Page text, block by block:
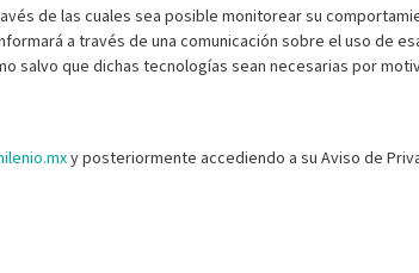
de las cuales sea posible monitorear su
a través de una comunicación sobre el uso de
salvo que dichas tecnologías sean necesarias por
y posteriormente accediendo a su Aviso de